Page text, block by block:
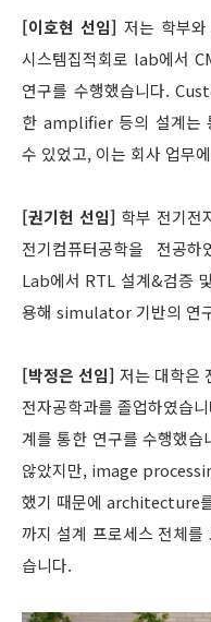
[이호현 선임] 저는 학부
시스템집적회로 lab에서
연구를 수행했습니다.
한 amplifier 등의 설계는
수 있었고, 이는 회사 업무
[권기헌 선임] 학부 전기전
전기컴퓨터공학을 전공
Lab에서 RTL 설계&검증
용해 simulator 기반의 연
[박정은 선임] 저는 대학은
전자공학과를 졸업하였습
계를 통한 연구를 수행했
않았지만, image
했기 때문에 architecture
까지 설계 프로세스 전체
습니다.